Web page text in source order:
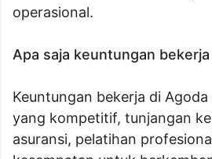
operasional.
Apa saja keuntungan
Keuntungan bekerja di
yang kompetitif, tunjangan
asuransi, pelatihan